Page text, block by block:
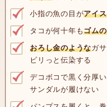
小指の魚の目がアイ
タコが何十年もゴム
おろし金のようなガ
ビリっと伝染する
デコボコで黒く分厚
サンダルが履けない